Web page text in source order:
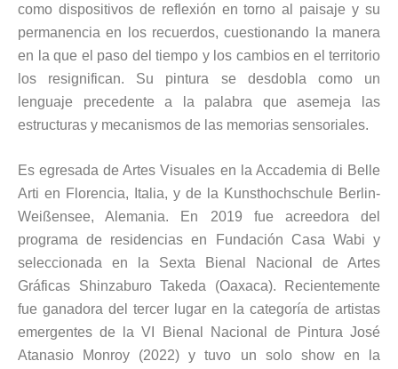
como dispositivos de reflexión en torno al paisaje y su
permanencia en los recuerdos, cuestionando la manera
en la que el paso del tiempo y los cambios en el territorio
los resignifican. Su pintura se desdobla como un
lenguaje precedente a la palabra que asemeja las
estructuras y mecanismos de las memorias sensoriales.
Es egresada de Artes Visuales en la Accademia di Belle
Arti en Florencia, Italia, y de la Kunsthochschule Berlin-
Weißensee, Alemania. En 2019 fue acreedora del
programa de residencias en Fundación Casa Wabi y
seleccionada en la Sexta Bienal Nacional de Artes
Gráficas Shinzaburo Takeda (Oaxaca). Recientemente
fue ganadora del tercer lugar en la categoría de artistas
emergentes de la VI Bienal Nacional de Pintura José
Atanasio Monroy (2022) y tuvo un solo show en la